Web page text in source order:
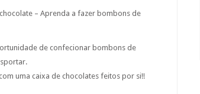
– Aprenda a fazer bombons de
de confecionar bombons de
uma caixa de chocolates feitos por si!!